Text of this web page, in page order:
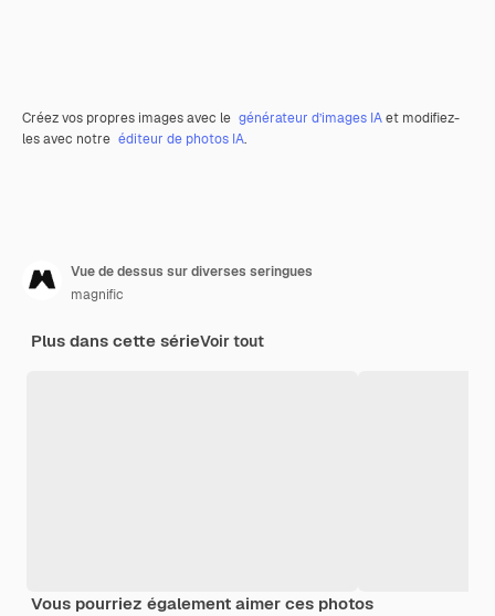
Créez vos propres images avec le générateur d’images IAet modifiez-
les avec notre éditeur de photos IA.
Vue de dessus sur diverses seringues
magnific
Plus dans cette sérieVoir tout
Vous pourriez également aimer ces photos